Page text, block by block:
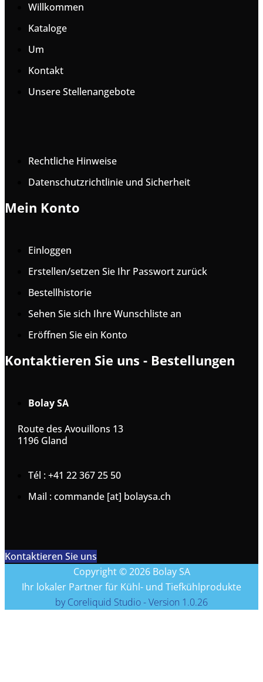
Willkommen
Kataloge
Um
Kontakt
Unsere Stellenangebote
Rechtliche Hinweise
Datenschutzrichtlinie und Sicherheit
Mein Konto
Einloggen
Erstellen/setzen Sie Ihr Passwort zurück
Bestellhistorie
Sehen Sie sich Ihre Wunschliste an
Eröffnen Sie ein Konto
Kontaktieren Sie uns - Bestellungen
Bolay SA
Route des Avouillons 13
1196 Gland
Tél : +41 22 367 25 50
Mail : commande [at] bolaysa.ch
Kontaktieren Sie uns
Copyright © 2026 Bolay SA
Ihr lokaler Partner für Kühl- und Tiefkühlprodukte
by Coreliquid Studio - Version 1.0.26